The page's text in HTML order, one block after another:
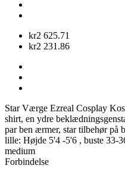
kr2 625.71
kr2 231.86
Star Værge Ezreal Cosplay
shirt, en ydre
par ben ærmer, star tilbehør på
lille: Højde 5'4 -5'6 , buste 33-
medium
Forbindelse